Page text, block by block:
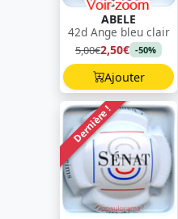
ABELE
42d Ange bleu clair
5,00€2,50€ -50%
Ajouter
Dernière !